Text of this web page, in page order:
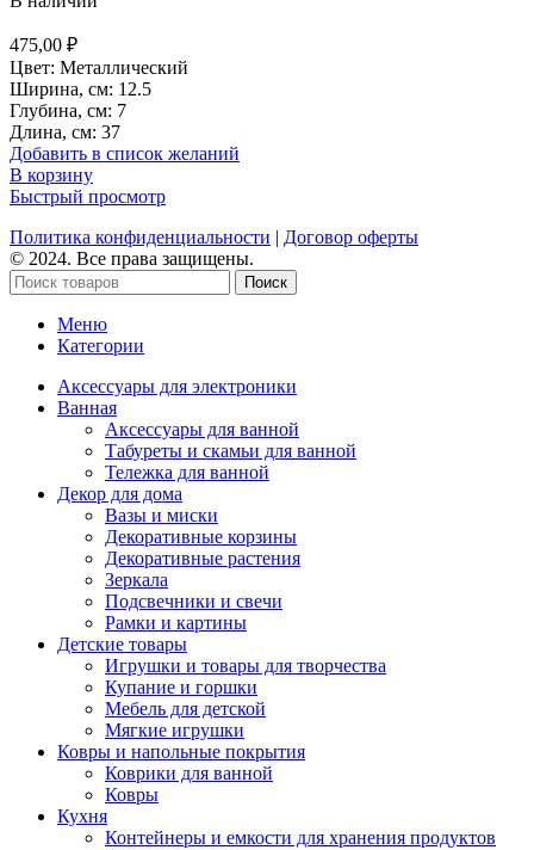
475,00 ₽
Цвет: Металлический
Ширина, см: 12.5
Глубина, см: 7
Длина, см: 37
Добавить в список желаний
В корзину
Быстрый просмотр
Политика конфиденциальности | Договор оферты
© 2024. Все права защищены.
Поиск
Меню
Категории
Аксессуары для электроники
Ванная
Аксессуары для ванной
Табуреты и скамьи для ванной
Тележка для ванной
Декор для дома
Вазы и миски
Декоративные корзины
Декоративные растения
Зеркала
Подсвечники и свечи
Рамки и картины
Детские товары
Игрушки и товары для творчества
Купание и горшки
Мебель для детской
Мягкие игрушки
Ковры и напольные покрытия
Коврики для ванной
Ковры
Кухня
Контейнеры и емкости для хранения продуктов